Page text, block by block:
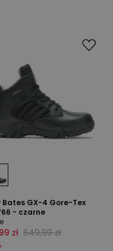
Bates GX-4 Gore-Tex
- czarne
zł 649,99 zł